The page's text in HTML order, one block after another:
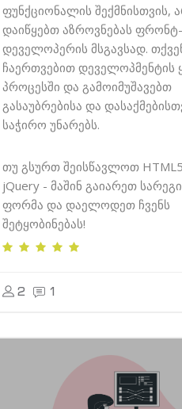
ფუნქციონალის შექმნისთვის,
დაიწყებთ აზროვნებას
დეველოპერის მსგავსად.
ჩაერთვებით დეველოპმენტის
პროცესში და გამოიმუშავებთ
გასაუბრებისა და
საჭირო უნარებს.
თუ გსურთ შეისწავლოთ HTML5;
jQuery - მაშინ გაიარეთ
ფორმა და დაელოდეთ ჩვენს
შეტყობინებას!
2 1